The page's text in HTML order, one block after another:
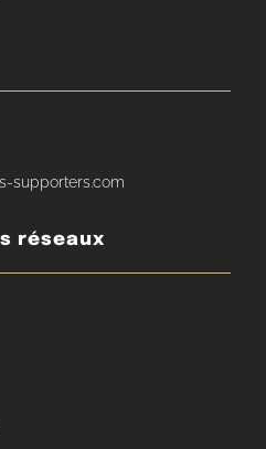
supporters.com
réseaux